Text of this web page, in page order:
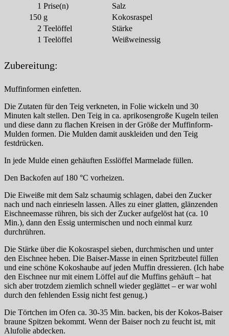
1 Prise(n)
Salz
150 g
Kokosraspel
2 Teelöffel
Stärke
1 Teelöffel Weißweinessig
Zubereitung:
Muffinformen einfetten.
Die Zutaten für den Teig verkneten, in Folie wickeln und 30
Minuten kalt stellen. Den Teig in ca. aprikosengroße Kugeln teilen
und diese dann zu flachen Kreisen in der Größe der Muffinform-
Mulden formen. Die Mulden damit auskleiden und den Teig
festdrücken.
In jede Mulde einen gehäuften Esslöffel Marmelade füllen.
Den Backofen auf 180 °C vorheizen.
Die Eiweiße mit dem Salz schaumig schlagen, dabei den Zucker
nach und nach einrieseln lassen. Alles zu einer glatten, glänzenden
Eischneemasse rühren, bis sich der Zucker aufgelöst hat (ca. 10
Min.), dann den Essig untermischen und noch einmal kurz
durchrühren.
Die Stärke über die Kokosraspel sieben, durchmischen und unter
den Eischnee heben. Die Baiser-Masse in einen Spritzbeutel füllen
und eine schöne Kokoshaube auf jeden Muffin dressieren. (Ich habe
den Eischnee nur mit einem Löffel auf die Muffins gehäuft – hat
sich aber trotzdem ziemlich schnell wieder geglättet – er war wohl
durch den fehlenden Essig nicht fest genug.)
Die Törtchen im Ofen ca. 30-35 Min. backen, bis der Kokos-Baiser
braune Spitzen bekommt. Wenn der Baiser noch zu feucht ist, mit
Alufolie abdecken.